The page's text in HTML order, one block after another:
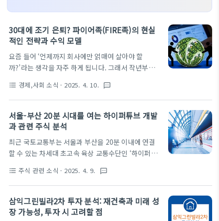
30대에 조기 은퇴? 파이어족(FIRE족)의 현실
적인 전략과 수익 모델
요즘 들어 ‘언제까지 회사에만 얽매여 살아야 할
까?’라는 생각을 자주 하게 됩니다. 그래서 작년부터
Retire Early)라는 개념에 관심을 갖게 되었습니
다. 처음엔 ‘나와는 상관없는 이야기’ 같았지만, 실제
로 공부하고 작은 실천을 시작해 보니 파이어족이란
게 단순한 꿈이 아니라, 충분히 현실이 될 수 있는 전략
에 관심 있는 분들을 위해 현실 가능한 전략과 수익 구
조를 소개해보려고 합니다. 🔥 파이어족이란?FIRE
는 말 그대로 경제적 독립과 조기 은퇴를 뜻합니다.회
족이라고 해서..
format_list_bulleted 경제,사회 소식 · 2025. 4. 10. textsms
서울-부산 20분 시대를 여는 하이퍼튜브 개발
과 관련 주식 분석
최근 국토교통부는 서울과 부산을 20분 이내에 연결
할 수 있는 차세대 초고속 육상 교통수단인 ‘하이퍼튜
다. 하이퍼튜브는 진공에 가까운 아진공(0.001~0.01
기압) 튜브 속에서 자기부상 기술을 활용하여 열차를
띄우고, 전자기력을 이용해 초고속으로 이동시키는 미
래형 교통 시스템입니다. 지금부터 하이퍼튜브에 대해
format_list_bulleted 주식 관련 소식 · 2025. 4. 9. textsms
삼익그린빌라2차 투자 분석: 재건축과 미래 성
장 가능성, 투자 시 고려할 점